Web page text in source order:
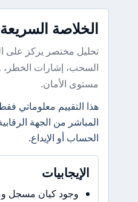
الخلاصة السريعة
تحليل مختصر يركز على
السحب، إشارات الخطر،
مستوى الأمان.
هذا التقييم معلوماتي فقط
المباشر من الجهة الرقابية
الحساب أو الإيداع.
الإيجابيات
وجود كيان مسجل